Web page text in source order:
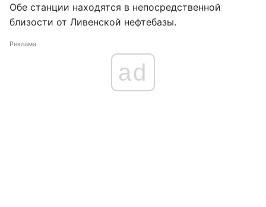
Обе станции находятся в непосредственной
близости от Ливенской нефтебазы.
Реклама
ad